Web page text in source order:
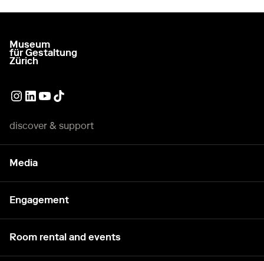
go to homepage
Museum
für Gestaltung
Zürich
External link
External link
External link
External link
discover & support
Media
Engagement
Room rental and events